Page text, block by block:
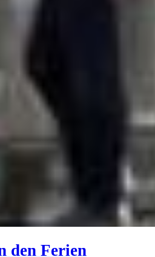
den Ferien